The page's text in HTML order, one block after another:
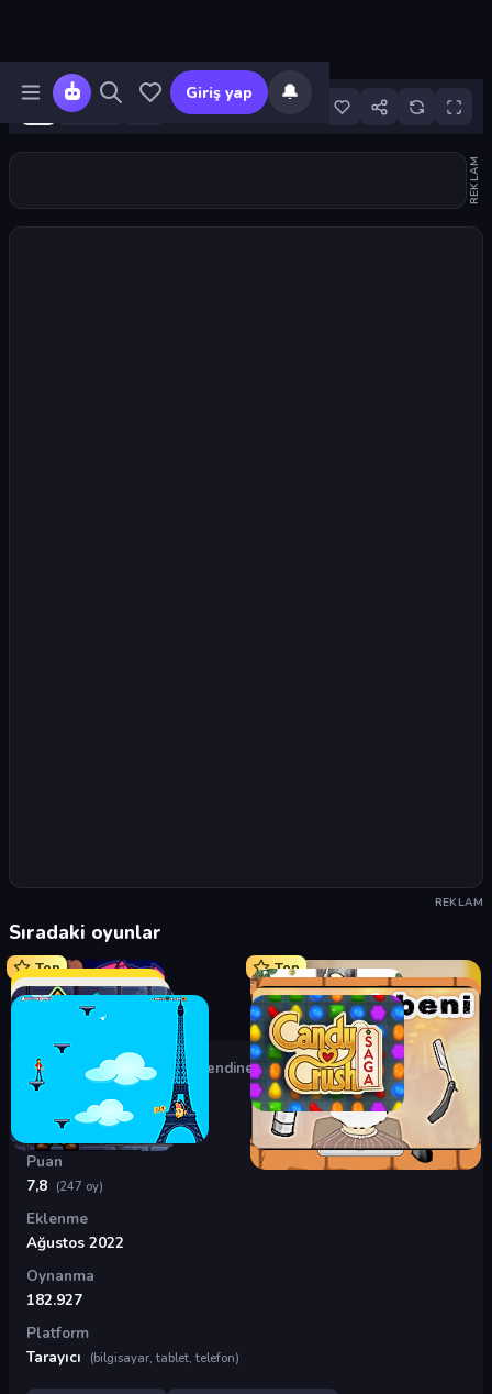
Giriş yap 🔔
192
REKLAM
REKLAM
Sıradaki oyunlar
Top Top
Oyunlar Beceri Oyunları Kendine Aşık Et
Kendine Aşık Et
Puan
7,8 (247 oy)
Eklenme
Ağustos 2022
Oynanma
182.927
Platform
Tarayıcı
(bilgisayar, tablet, telefon)